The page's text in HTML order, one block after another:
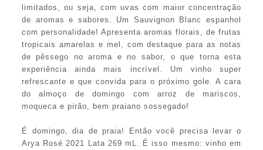
limitados, ou seja, com uvas com maior concentração
de aromas e sabores. Um Sauvignon Blanc espanhol
com personalidade! Apresenta aromas florais, de frutas
tropicais amarelas e mel, com destaque para as notas
de pêssego no aroma e no sabor, o que torna esta
experiência ainda mais incrível. Um vinho super
refrescante e que convida para o próximo gole. A cara
do almoço de domingo com arroz de mariscos,
moqueca e pirão, bem praiano sossegado!
É domingo, dia de praia! Então você precisa levar o
Arya Rosé 2021 Lata 269 mL. É isso mesmo: vinho em